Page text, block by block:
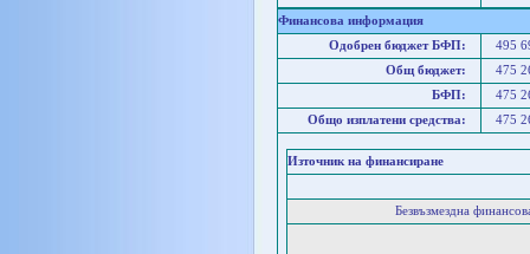
Финансова информация
Одобрен бюджет БФП:
495
Общ бюджет:
475
БФП:
475
Общо изплатени средства:
475
Източник на финансиране
Безвъзмездна